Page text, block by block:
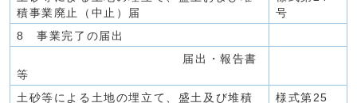
積事業廃止（中止）届
号
8 事業完了の届出
届出・報告書
等
土砂等による土地の埋立て、盛土及び堆積
様式第25